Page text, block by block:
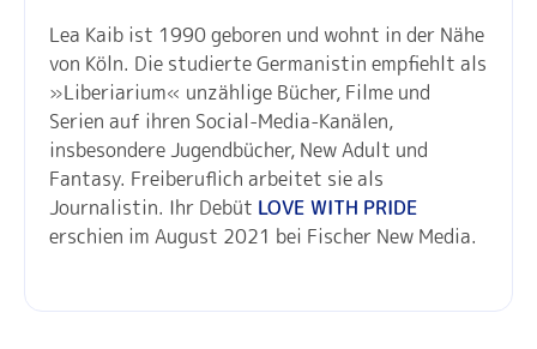
Lea Kaib ist 1990 geboren und wohnt in der Nähe
von Köln. Die studierte Germanistin empfiehlt als
»Liberiarium« unzählige Bücher, Filme und
Serien auf ihren Social-Media-Kanälen,
insbesondere Jugendbücher, New Adult und
Fantasy. Freiberuflich arbeitet sie als
Journalistin. Ihr Debüt LOVE WITH PRIDE
erschien im August 2021 bei Fischer New Media.